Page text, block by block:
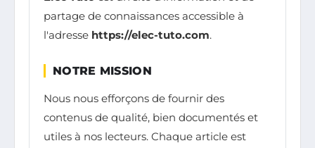
partage de connaissances accessible à
l'adresse https://elec-tuto.com.
NOTRE MISSION
Nous nous efforçons de fournir des
contenus de qualité, bien documentés et
utiles à nos lecteurs. Chaque article est